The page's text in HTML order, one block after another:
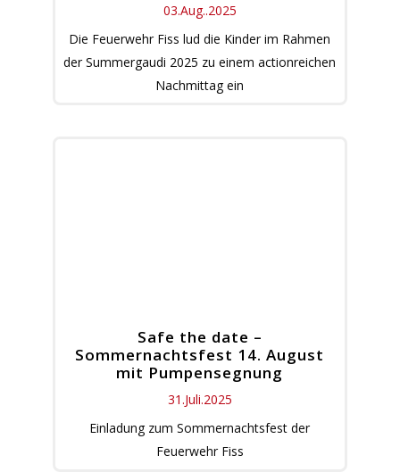
03.Aug..2025
Die Feuerwehr Fiss lud die Kinder im Rahmen
der Summergaudi 2025 zu einem actionreichen
Nachmittag ein
Safe the date –
Sommernachtsfest 14. August
mit Pumpensegnung
31.Juli.2025
Einladung zum Sommernachtsfest der
Feuerwehr Fiss